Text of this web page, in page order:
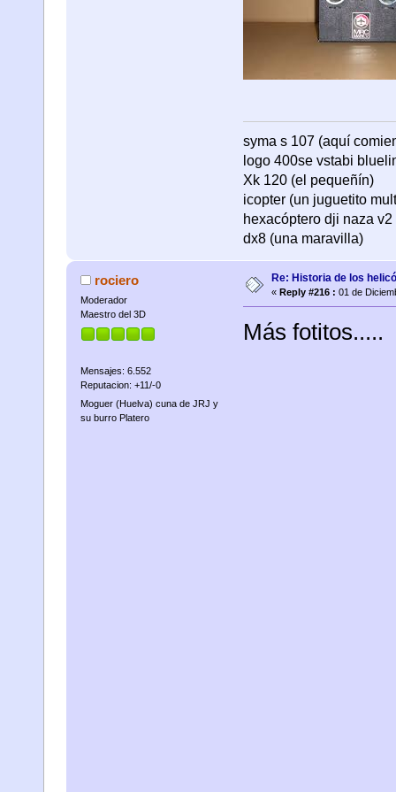
syma s 107 (aquí
logo 400se vstabi
Xk 120 (el pequeñín)
icopter (un juguetito
hexacóptero dji naza
dx8 (una maravilla)
rociero
Moderador
Maestro del 3D
Mensajes: 6.552
Reputacion: +11/-0
Moguer (Huelva) cuna de JRJ y
su burro Platero
Re: Historia de los
« Reply #216 : 01 de
Más fotitos.....